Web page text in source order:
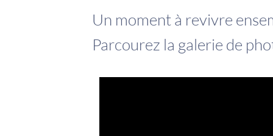
Un moment à revivre
Parcourez la galerie de